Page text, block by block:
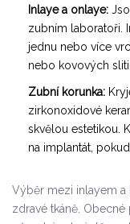
Inlaye a onlaye:
zubním laboratoři.
jednu nebo více
nebo kovových
Zubní korunka:
zirkonoxidové
skvělou estetikou.
na implantát,
Výběr mezi inlayem a
zdravé tkáně.